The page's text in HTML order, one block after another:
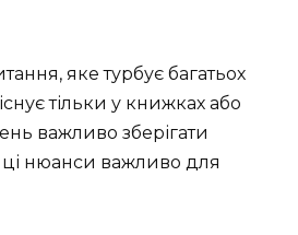
яке турбує багатьох
тільки у книжках або
важливо зберігати
ці нюанси важливо для